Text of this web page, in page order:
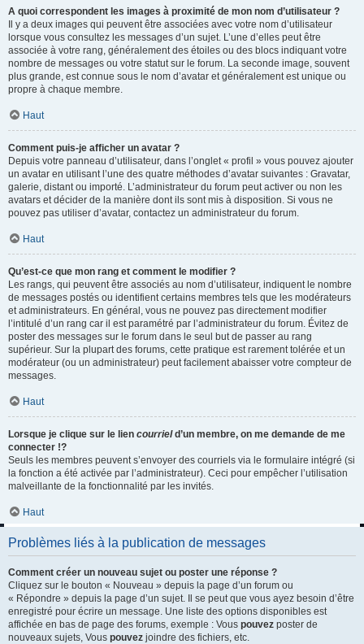
A quoi correspondent les images à proximité de mon nom d’utilisateur ?
Il y a deux images qui peuvent être associées avec votre nom d’utilisateur
lorsque vous consultez les messages d’un sujet. L’une d’elles peut être
associée à votre rang, généralement des étoiles ou des blocs indiquant votre
nombre de messages ou votre statut sur le forum. La seconde image, souvent
plus grande, est connue sous le nom d’avatar et généralement est unique ou
propre à chaque membre.
Haut
Comment puis-je afficher un avatar ?
Depuis votre panneau d’utilisateur, dans l’onglet « profil » vous pouvez ajouter
un avatar en utilisant l’une des quatre méthodes d’avatar suivantes : Gravatar,
galerie, distant ou importé. L’administrateur du forum peut activer ou non les
avatars et décider de la manière dont ils sont mis à disposition. Si vous ne
pouvez pas utiliser d’avatar, contactez un administrateur du forum.
Haut
Qu’est-ce que mon rang et comment le modifier ?
Les rangs, qui peuvent être associés au nom d’utilisateur, indiquent le nombre
de messages postés ou identifient certains membres tels que les modérateurs
et administrateurs. En général, vous ne pouvez pas directement modifier
l’intitulé d’un rang car il est paramétré par l’administrateur du forum. Évitez de
poster des messages sur le forum dans le seul but de passer au rang
supérieur. Sur la plupart des forums, cette pratique est rarement tolérée et un
modérateur (ou un administrateur) peut facilement abaisser votre compteur de
messages.
Haut
Lorsque je clique sur le lien courrield’un membre, on me demande de me
connecter !?
Seuls les membres peuvent s’envoyer des courriels via le formulaire intégré (si
la fonction a été activée par l’administrateur). Ceci pour empêcher l’utilisation
malveillante de la fonctionnalité par les invités.
Haut
Problèmes liés à la publication de messages
Comment créer un nouveau sujet ou poster une réponse ?
Cliquez sur le bouton « Nouveau » depuis la page d’un forum ou
« Répondre » depuis la page d’un sujet. Il se peut que vous ayez besoin d’être
enregistré pour écrire un message. Une liste des options disponibles est
affichée en bas de page des forums, exemple : Vous pouvez poster de
nouveaux sujets, Vous pouvez joindre des fichiers, etc.